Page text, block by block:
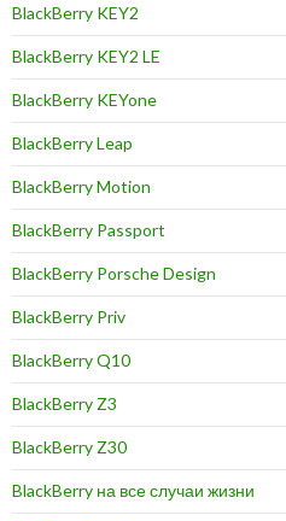
BlackBerry KEY2
BlackBerry KEY2 LE
BlackBerry KEYone
BlackBerry Leap
BlackBerry Motion
BlackBerry Passport
BlackBerry Porsche Design
BlackBerry Priv
BlackBerry Q10
BlackBerry Z3
BlackBerry Z30
BlackBerry на все случаи жизни